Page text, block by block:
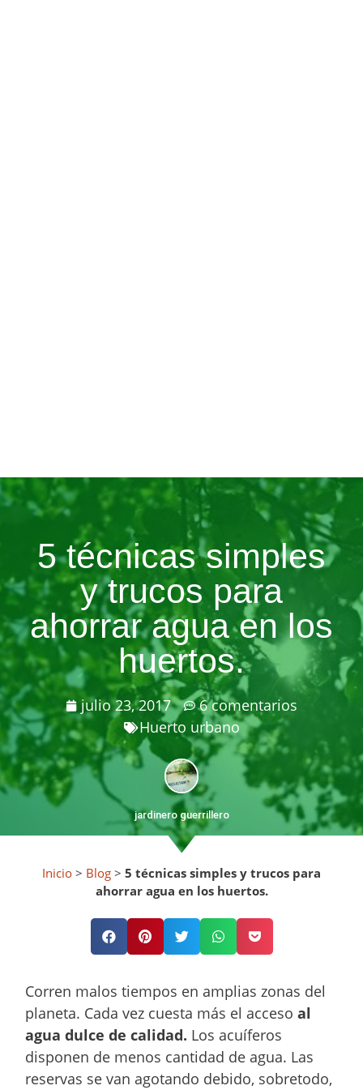
5 técnicas simples
y trucos para
ahorrar agua en los
huertos.
julio 23, 2017
6 comentarios
Huerto urbano
jardinero guerrillero
Inicio > Blog > 5 técnicas simples y trucos para
ahorrar agua en los huertos.
Corren malos tiempos en amplias zonas del
planeta. Cada vez cuesta más el accesoal
agua dulce de calidad. Los acuíferos
disponen de menos cantidad de agua. Las
reservas se van agotando debido, sobretodo,